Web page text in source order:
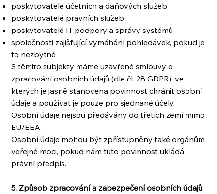
poskytovatelé účetních a daňových služeb
poskytovatelé právních služeb
poskytovatelé IT podpory a správy systémů
společnosti zajišťující vymáhání pohledávek, pokud je
to nezbytné
S těmito subjekty máme uzavřené smlouvy o
zpracování osobních údajů (dle čl. 28 GDPR), ve
kterých je jasně stanovena povinnost chránit osobní
údaje a používat je pouze pro sjednané účely.
Osobní údaje nejsou předávány do třetích zemí mimo
EU/EEA.
Osobní údaje mohou být zpřístupněny také orgánům
veřejné moci, pokud nám tuto povinnost ukládá
právní předpis.
5. Způsob zpracování a zabezpečení osobních údajů